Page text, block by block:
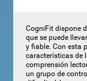
CogniFit dispone
que se puede
y fiable. Con esta
características de
comprensión
un grupo de